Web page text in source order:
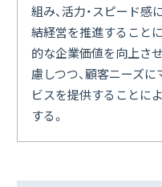
組み、活力・スピード
結経営を推進すること
的な企業価値を向上さ
慮しつつ、顧客ニーズ
ビスを提供することに
する。